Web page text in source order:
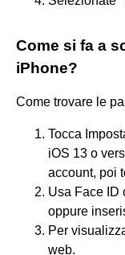
Come si fa a
iPhone?
Come trovare le
Tocca
iOS 13 o
account, poi
Usa Face ID
oppure
Per
web.